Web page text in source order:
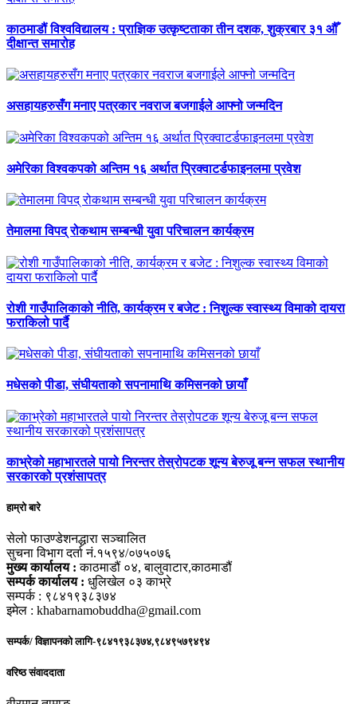
काठमाडौं विश्वविद्यालय : प्राज्ञिक उत्कृष्टताका तीन दशक, शुक्रबार ३१ औँ
दीक्षान्त समारोह
असहायहरुसँग मनाए पत्रकार नवराज बजगाईले आफ्नो जन्मदिन
अमेरिका विश्वकपको अन्तिम १६ अर्थात प्रिक्वाटर्डफाइनलमा प्रवेश
तेमालमा विपद् रोकथाम सम्बन्धी युवा परिचालन कार्यक्रम
रोशी गाउँपालिकाको नीति, कार्यक्रम र बजेट : निशुल्क स्वास्थ्य विमाको दायरा
फराकिलो पार्दै
मधेसको पीडा, संघीयताको सपनामाथि कमिसनको छायाँ
काभ्रेको महाभारतले पायो निरन्तर तेस्रोपटक शून्य बेरुजू बन्न सफल स्थानीय
सरकारको प्रशंसापत्र
हाम्रो बारे
सेलो फाउण्डेशनद्धारा सञ्चालित
सुचना विभाग दर्ता नं.१५९४/०७५०७६
मुख्य कार्यालय : काठमाडौं ०४, बालुवाटार,काठमाडौं
सम्पर्क कार्यालय : धुलिखेल ०३ काभ्रे
सम्पर्क : ९८४१९३८३७४
इमेल : khabarnamobuddha@gmail.com
सम्पर्क/ विज्ञापनको लागि-९८४१९३८३७४,९८४९५७९४९४
वरिष्ठ संवाददाता